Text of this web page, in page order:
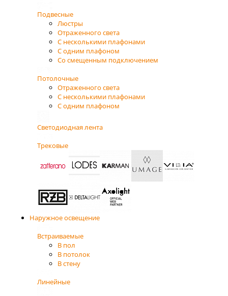
Подвесные
Люстры
Отраженного света
С несколькими плафонами
С одним плафоном
Со смещенным подключением
Потолочные
Отраженного света
С несколькими плафонами
С одним плафоном
Светодиодная лента
Трековые
Наружное освещение
Встраиваемые
В пол
В потолок
В стену
Линейные